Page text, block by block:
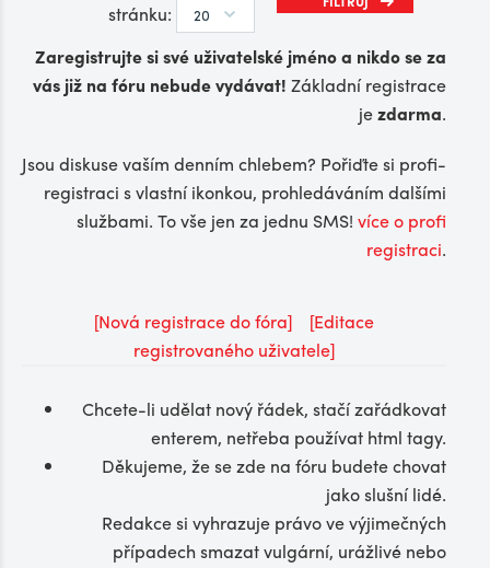
stránku:
Zaregistrujte si své uživatelské jméno a nikdo se za
vás již na fóru nebude vydávat! Základní registrace
jezdarma.
Jsou diskuse vaším denním chlebem? Pořiďte si profi-
registraci s vlastní ikonkou, prohledáváním dalšími
službami. To vše jen za jednu SMS! více o profi
registraci.
[Nová registrace do fóra]
[Editace
registrovaného uživatele]
Chcete-li udělat nový řádek, stačí zařádkovat
enterem, netřeba používat html tagy.
Děkujeme, že se zde na fóru budete chovat
jako slušní lidé.
Redakce si vyhrazuje právo ve výjimečných
případech smazat vulgární, urážlivé nebo